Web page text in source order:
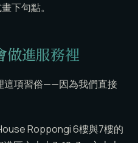
下句點。
做進服務裡
這項習俗——因為我們直接
Roppongi 6樓與7樓的